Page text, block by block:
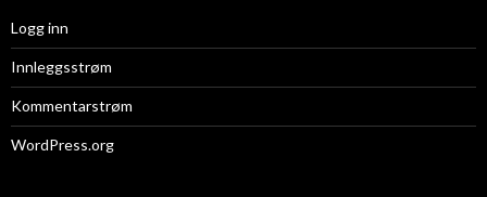
Logg inn
Innleggsstrøm
Kommentarstrøm
WordPress.org